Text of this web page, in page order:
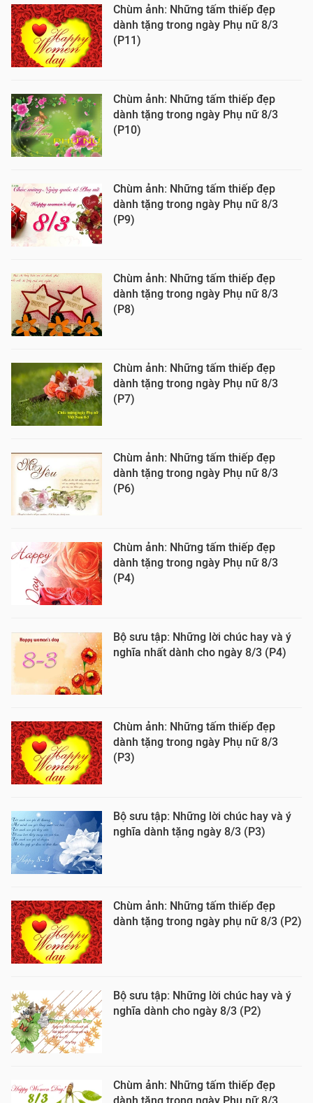
Chùm ảnh: Những tấm thiếp đẹp
dành tặng trong ngày Phụ nữ 8/3
(P11)
Chùm ảnh: Những tấm thiếp đẹp
dành tặng trong ngày Phụ nữ 8/3
(P10)
Chùm ảnh: Những tấm thiếp đẹp
dành tặng trong ngày Phụ nữ 8/3
(P9)
Chùm ảnh: Những tấm thiếp đẹp
dành tặng trong ngày Phụ nữ 8/3
(P8)
Chùm ảnh: Những tấm thiếp đẹp
dành tặng trong ngày Phụ nữ 8/3
(P7)
Chùm ảnh: Những tấm thiếp đẹp
dành tặng trong ngày Phụ nữ 8/3
(P6)
Chùm ảnh: Những tấm thiếp đẹp
dành tặng trong ngày Phụ nữ 8/3
(P4)
Bộ sưu tập: Những lời chúc hay và ý
nghĩa nhất dành cho ngày 8/3 (P4)
Chùm ảnh: Những tấm thiếp đẹp
dành tặng trong ngày Phụ nữ 8/3
(P3)
Bộ sưu tập: Những lời chúc hay và ý
nghĩa dành tặng ngày 8/3 (P3)
Chùm ảnh: Những tấm thiếp đẹp
dành tặng trong ngày phụ nữ 8/3 (P2)
Bộ sưu tập: Những lời chúc hay và ý
nghĩa dành cho ngày 8/3 (P2)
Chùm ảnh: Những tấm thiếp đẹp